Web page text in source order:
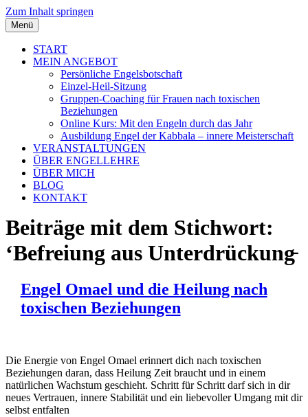
Zum Inhalt springen
Menü
START
MEIN ANGEBOT
Persönliche Engelsbotschaft
Einzel-Heil-Sitzung
Gruppen-Coaching für Frauen nach toxischen
Beziehungen
Online Kurs: Mit den Engeln durch das Jahr
Ausbildung Engel der Kabbala – innere Meisterschaft
VERANSTALTUNGEN
ÜBER ENGELLEHRE
ÜBER MICH
BLOG
KONTAKT
Beiträge mit dem Stichwort:
‘Befreiung aus Unterdrückung̵
Engel Omael und die Heilung nach
toxischen Beziehungen
Die Energie von Engel Omael erinnert dich nach toxischen
Beziehungen daran, dass Heilung Zeit braucht und in einem
natürlichen Wachstum geschieht. Schritt für Schritt darf sich in dir
neues Vertrauen, innere Stabilität und ein liebevoller Umgang mit dir
selbst entfalten